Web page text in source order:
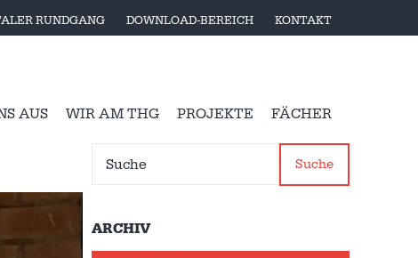
RUNDGANG DOWNLOAD-BEREICH KONTAKT
AUS WIR AM THG PROJEKTE FÄCHER
Suche
ARCHIV